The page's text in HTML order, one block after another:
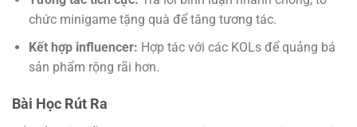
chức minigame tặng quà để tăng tương tác.
Kết hợp influencer: Hợp tác với các KOLs để quảng bá
sản phẩm rộng rãi hơn.
Bài Học Rút Ra